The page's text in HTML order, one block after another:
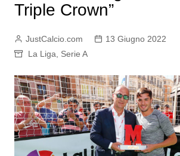
Triple Crown”
JustCalcio.com
13 Giugno 2022
La Liga
Serie A